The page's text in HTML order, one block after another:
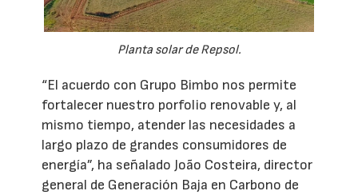
Planta solar de Repsol.
“El acuerdo con Grupo Bimbo nos permite
fortalecer nuestro porfolio renovable y, al
mismo tiempo, atender las necesidades a
largo plazo de grandes consumidores de
energía”, ha señalado João Costeira, director
general de Generación Baja en Carbono de